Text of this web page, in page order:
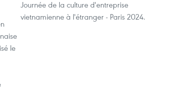
le
Journée de la culture d'entreprise
vietnamienne à l'étranger - Paris 2024.